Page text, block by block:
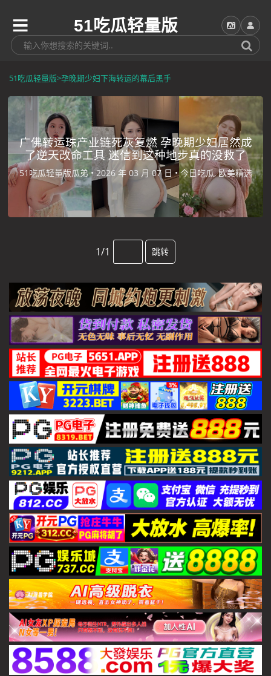
51吃瓜轻量版
51吃瓜轻量版>孕晚期少妇下海转运的幕后黑手
广佛转运珠产业链死灰复燃 孕晚期少妇居然成
了逆天改命工具 迷信到这种地步真的没救了
51吃瓜轻量版瓜弟 •2026 年 03 月 07 日 •今日吃瓜, 欧美精选
1/1 跳转